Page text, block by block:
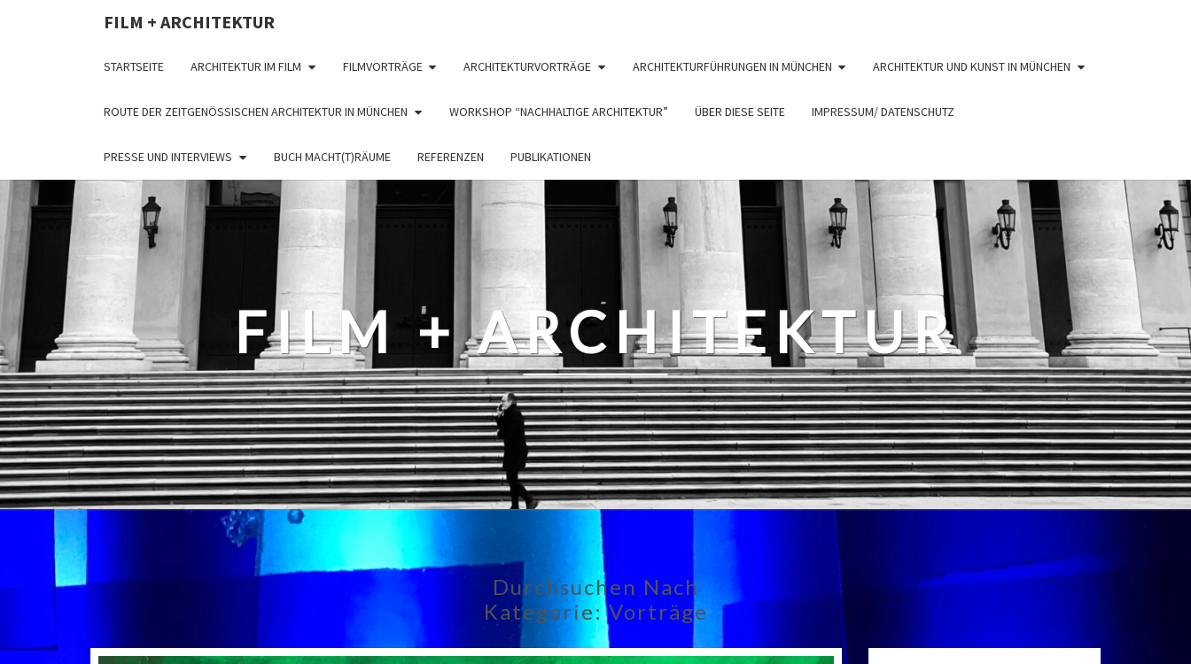
FILM + ARCHITEKTUR
STARTSEITE ARCHITEKTUR IM FILM FILMVORTRÄGE ARCHITEKTURVORTRÄGE ARCHITEKTURFÜHRUNGEN IN MÜNCHEN ARCHITEKTUR UND KUNST IN MÜNCHEN
ROUTE DER ZEITGENÖSSISCHEN ARCHITEKTUR IN MÜNCHEN WORKSHOP “NACHHALTIGE ARCHITEKTUR” ÜBER DIESE SEITE IMPRESSUM/ DATENSCHUTZ
PRESSE UND INTERVIEWS BUCH MACHT(T)RÄUME REFERENZEN PUBLIKATIONEN
FILM + ARCHITEKTUR
Durchsuchen Nach
Kategorie:Vorträge